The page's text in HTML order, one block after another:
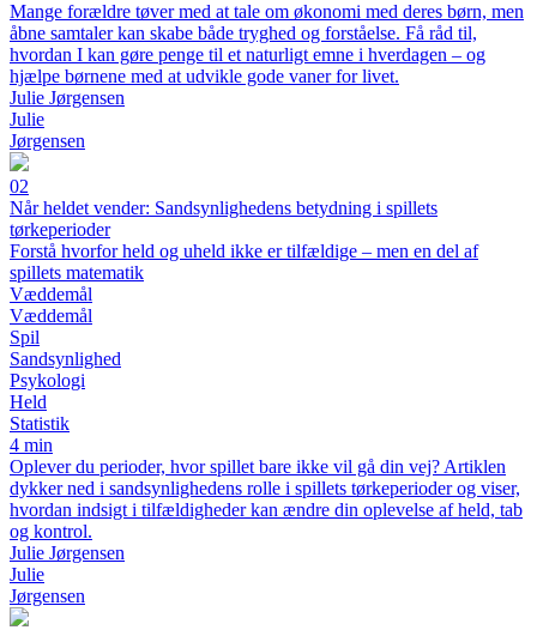
Mange forældre tøver med at tale om økonomi med deres børn, men
åbne samtaler kan skabe både tryghed og forståelse. Få råd til,
hvordan I kan gøre penge til et naturligt emne i hverdagen – og
hjælpe børnene med at udvikle gode vaner for livet.
Julie Jørgensen
Julie
Jørgensen
02
Når heldet vender: Sandsynlighedens betydning i spillets
tørkeperioder
Forstå hvorfor held og uheld ikke er tilfældige – men en del af
spillets matematik
Væddemål
Væddemål
Spil
Sandsynlighed
Psykologi
Held
Statistik
4 min
Oplever du perioder, hvor spillet bare ikke vil gå din vej? Artiklen
dykker ned i sandsynlighedens rolle i spillets tørkeperioder og viser,
hvordan indsigt i tilfældigheder kan ændre din oplevelse af held, tab
og kontrol.
Julie Jørgensen
Julie
Jørgensen